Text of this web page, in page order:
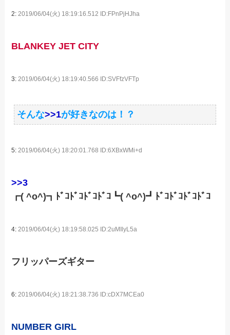
2:2019/06/04(火) 18:19:16.512 ID:FPnPjHJha
BLANKEY JET CITY
3:2019/06/04(火) 18:19:40.566 ID:SVFfzVFTp
そんな>>1が好きなのは！？
5:2019/06/04(火) 18:20:01.768 ID:6XBxWMi+d
>>3
┏( ^o^)┓ﾄﾞｺﾄﾞｺﾄﾞｺﾄﾞｺ┗( ^o^)┛ﾄﾞｺﾄﾞｺﾄﾞｺﾄﾞｺ
4:2019/06/04(火) 18:19:58.025 ID:2uMIlyL5a
フリッパーズギター
6: 2019/06/04(火) 18:21:38.736 ID:cDX7MCEa0
NUMBER GIRL